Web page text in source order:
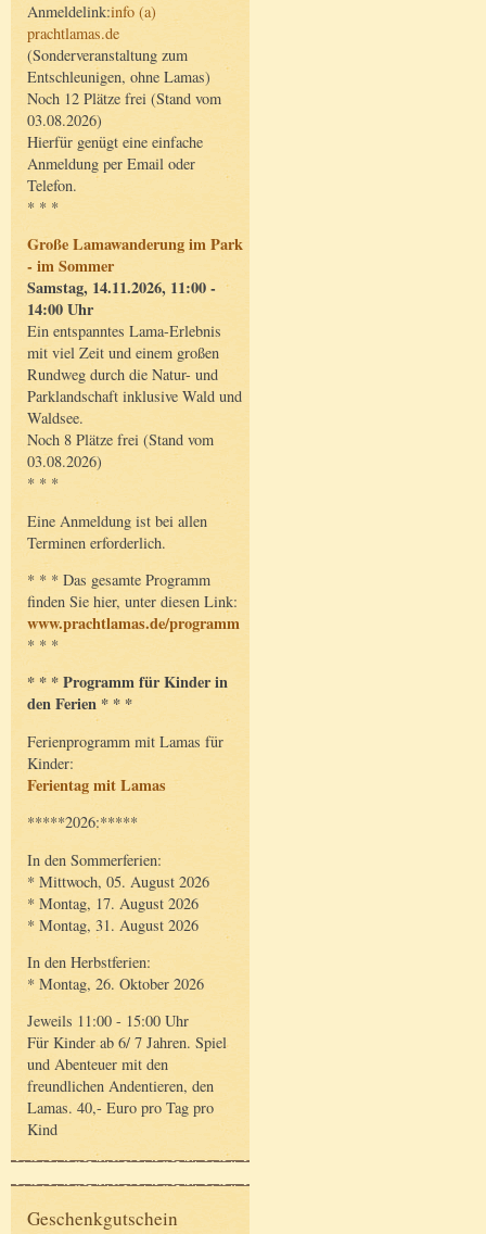
Anmeldelink:info (a)
prachtlamas.de
(Sonderveranstaltung zum
Entschleunigen, ohne Lamas)
Noch 12 Plätze frei (Stand vom
03.08.2026)
Hierfür genügt eine einfache
Anmeldung per Email oder
Telefon.
* * *
Große Lamawanderung im Park
- im Sommer
Samstag, 14.11.2026, 11:00 -
14:00 Uhr
Ein entspanntes Lama-Erlebnis
mit viel Zeit und einem großen
Rundweg durch die Natur- und
Parklandschaft inklusive Wald und
Waldsee.
Noch 8 Plätze frei (Stand vom
03.08.2026)
* * *
Eine Anmeldung ist bei allen
Terminen erforderlich.
* * * Das gesamte Programm
finden Sie hier, unter diesen Link:
www.prachtlamas.de/programm
* * *
* * * Programm für Kinder in
den Ferien * * *
Ferienprogramm mit Lamas für
Kinder:
Ferientag mit Lamas
*****2026:*****
In den Sommerferien:
* Mittwoch, 05. August 2026
* Montag, 17. August 2026
* Montag, 31. August 2026
In den Herbstferien:
* Montag, 26. Oktober 2026
Jeweils 11:00 - 15:00 Uhr
Für Kinder ab 6/ 7 Jahren. Spiel
und Abenteuer mit den
freundlichen Andentieren, den
Lamas. 40,- Euro pro Tag pro
Kind
Geschenkgutschein